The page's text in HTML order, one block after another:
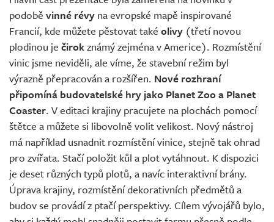
podobě vinné révy na evropské mapě inspirované
Francií, kde můžete pěstovat také olivy (třetí novou
plodinou je čirokznámý zejména v Americe). Rozmístění
vinic jsme neviděli, ale víme, že stavební režim byl
výrazně přepracován a rozšířen. Nové rozhraní
připomíná budovatelské hry jako Planet Zoo a Planet
Coaster. V editaci krajiny pracujete na plochách pomocí
štětce a můžete si libovolně volit velikost. Nový nástroj
má například usnadnit rozmístění vinice, stejně tak ohrad
pro zvířata. Stačí položit kůl a plot vytáhnout. K dispozici
je deset různých typů plotů, a navíc interaktivní brány.
Úprava krajiny, rozmístění dekorativních předmětů a
budov se provádí z ptačí perspektivy. Cílem vývojářů bylo,